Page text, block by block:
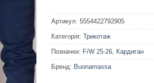
Артикул: 5554422792905
Категорія: Трикотаж
Позначки: F/W 25-26, Кардиган
Бренд: Buonamassa